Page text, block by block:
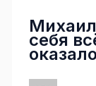
себя